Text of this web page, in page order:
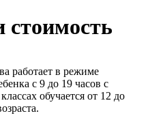
стоимость
работает в режиме
с 9 до 19 часов с
обучается от 12 до